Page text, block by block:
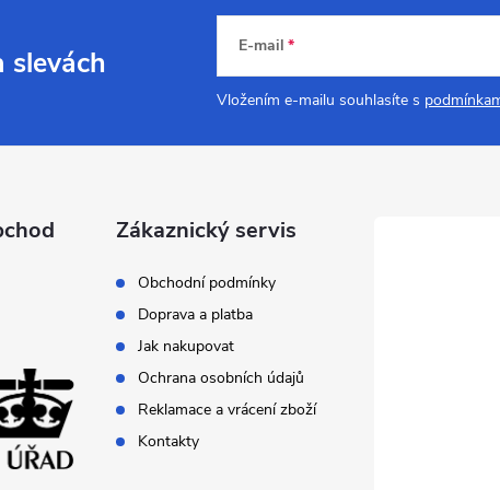
slevách E-mail
Vložením e-mailu souhlasíte s
Zákaznický servis
Obchodní podmínky
Doprava a platba
Jak nakupovat
Ochrana osobních údajů
Reklamace a vrácení zboží
Kontakty